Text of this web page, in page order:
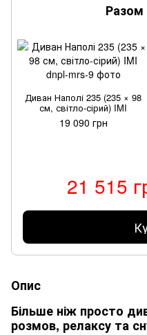
Диван Наполі 235 (235 × 98
см, світло-сірий) IMI
19 090 грн
21 515
Опис
Більше ніж просто
розмов, релаксу та